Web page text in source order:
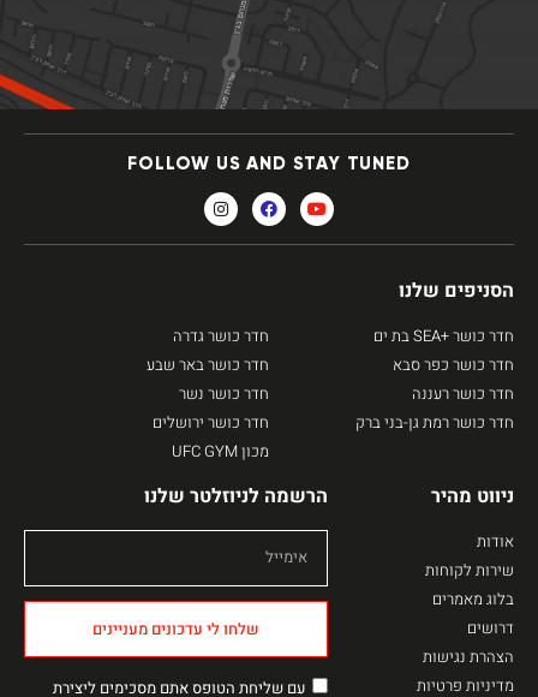
FOLLOW US AND STAY TUNED
הסניפים שלנו
חדר כושר +SEA בת ים
חדר כושר כפר סבא
חדר כושר רעננה
חדר כושר רמת גן-בני ברק
חדר כושר גדרה
חדר כושר באר שבע
חדר כושר נשר
חדר כושר ירושלים
מכון UFC GYM
ניווט מהיר
אודות
שירות לקוחות
בלוג מאמרים
דרושים
הצהרת נגישות
מדיניות פרטיות
הרשמה לניוזלטר שלנו
עם שליחת הטופס אתם מסכימים ליצירת
שלחו לי עדכונים מעניינים